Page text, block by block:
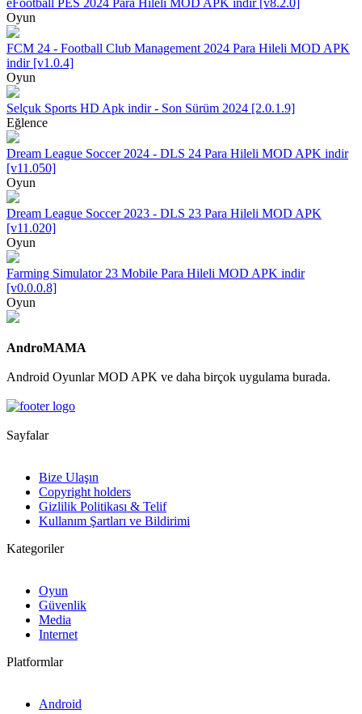
Oyun
FCM 24 - Football Club Management 2024 Para Hileli MOD APK
indir [v1.0.4]
Oyun
Selçuk Sports HD Apk indir - Son Sürüm 2024 [2.0.1.9]
Eğlence
Dream League Soccer 2024 - DLS 24 Para Hileli MOD APK indir
[v11.050]
Oyun
Dream League Soccer 2023 - DLS 23 Para Hileli MOD APK
[v11.020]
Oyun
Farming Simulator 23 Mobile Para Hileli MOD APK indir
[v0.0.0.8]
Oyun
AndroMAMA
Android Oyunlar MOD APK ve daha birçok uygulama burada.
Sayfalar
Bize Ulaşın
Copyright holders
Gizlilik Politikası & Telif
Kullanım Şartları ve Bildirimi
Kategoriler
Oyun
Güvenlik
Media
Internet
Platformlar
Android